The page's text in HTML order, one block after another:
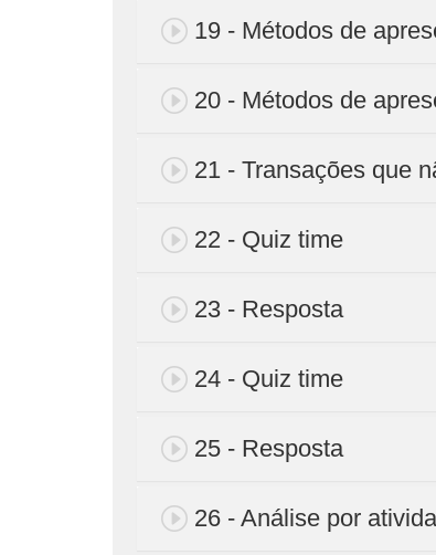
19 - Métodos de
20 - Métodos de
21 - Transações que
22 - Quiz time
23 - Resposta
24 - Quiz time
25 - Resposta
26 - Análise por